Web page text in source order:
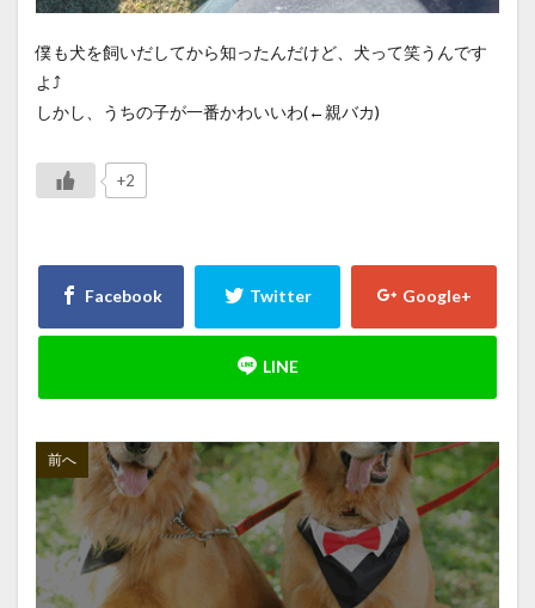
僕も犬を飼いだしてから知ったんだけど、犬って笑うんです
よ⤴
しかし、うちの子が一番かわいいわ(←親バカ)
+2
前へ